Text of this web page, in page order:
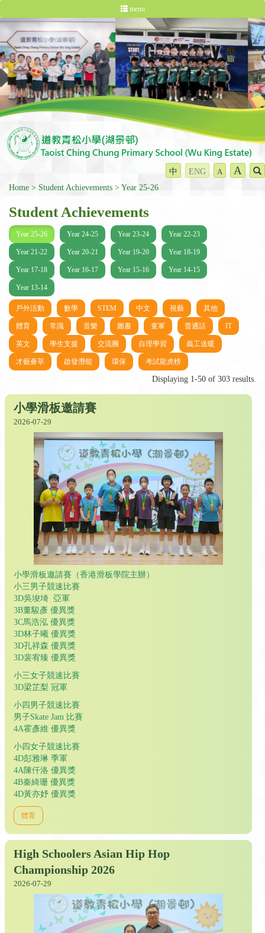
menu
中 ENG A A
Home Student Achievements Year 25-26
Student Achievements
Year 25-26 Year 24-25 Year 23-24 Year 22-23
Year 21-22 Year 20-21 Year 19-20 Year 18-19
Year 17-18 Year 16-17 Year 15-16 Year 14-15
Year 13-14
戶外活動 數學 STEM 中文 視藝 其他
體育 常識 音樂 圖書 童軍 普通話 IT
英文 學生支援 交流團 自理學習 義工送暖
才藝薈萃 啟發潛能 環保 考試龍虎榜
Displaying 1-50 of 303 results.
小學滑板邀請賽
2026-07-29
小學滑板邀請賽（香港滑板學院主辦）
小三男子競速比賽
3D吳埈埼 亞軍
3B董駿彥 優異獎
3C馬浩泓 優異獎
3D林子曦 優異獎
3D孔祥森 優異獎
3D裴宥臻 優異獎
小三女子競速比賽
3D梁芷梨 冠軍
小四男子競速比賽
男子Skate Jam 比賽
4A霍彥維 優異獎
小四女子競速比賽
4D彭雅琳 季軍
4A陳仟洛 優異獎
4B秦綺珊 優異獎
4D黃亦妤 優異獎
體育
High Schoolers Asian Hip Hop
Championship 2026
2026-07-29